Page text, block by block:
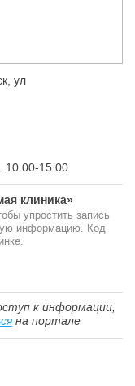
ул
10.00-15.00
клиника»
упростить запись
информацию. Код
к информации,
на портале